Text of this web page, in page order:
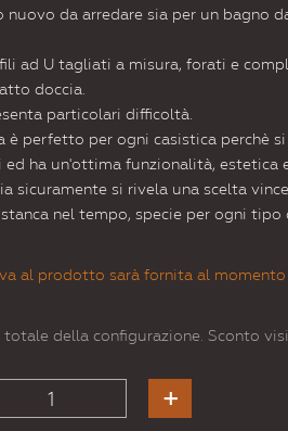
da arredare sia per un bagno
ad U tagliati a misura, forati e
doccia.
particolari difficoltà.
è perfetto per ogni casistica perchè
ha un'ottima funzionalità, estetica
sicuramente si rivela una scelta
nel tempo, specie per ogni tipo
al prodotto sarà fornita al momento
della configurazione. Sconto